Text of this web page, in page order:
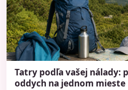
Tatry podľa vašej nálady:
oddych na jednom mieste